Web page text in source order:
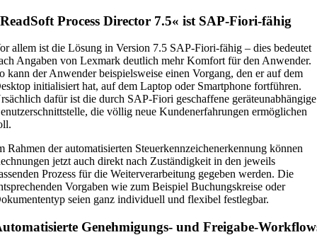
Process Director 7.5« ist SAP-Fiori-fähig
allem ist die Lösung in Version 7.5 SAP-Fiori-fähig – dies bedeutet
Angaben von Lexmark deutlich mehr Komfort für den Anwender.
kann der Anwender beispielsweise einen Vorgang, den er auf dem
initialisiert hat, auf dem Laptop oder Smartphone fortführen.
dafür ist die durch SAP-Fiori geschaffene geräteunabhängige
die völlig neue Kundenerfahrungen ermöglichen
Rahmen der automatisierten Steuerkennzeichenerkennung können
jetzt auch direkt nach Zuständigkeit in den jeweils
Prozess für die Weiterverarbeitung gegeben werden. Die
Vorgaben wie zum Beispiel Buchungskreise oder
seien ganz individuell und flexibel festlegbar.
Genehmigungs- und Freigabe-